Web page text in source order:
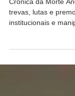
da Morte
Crônica da Morte
institucionais e